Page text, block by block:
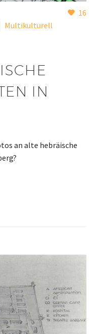
16
Multikulturell
IN
an alte hebräische